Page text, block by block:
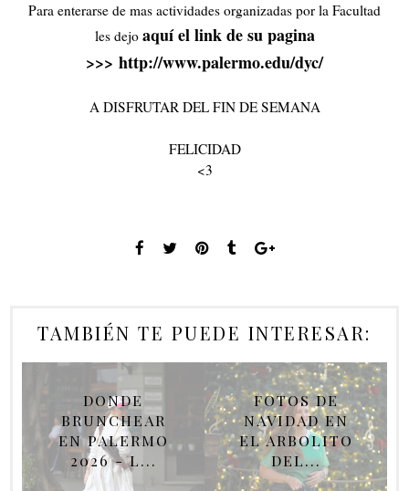
Para enterarse de mas actividades organizadas por la Facultad
les dejo aquí el link de su pagina
>>> http://www.palermo.edu/dyc/
A DISFRUTAR DEL FIN DE SEMANA
FELICIDAD
<3
TAMBIÉN TE PUEDE INTERESAR:
DONDE
BRUNCHEAR
EN PALERMO
2026 - L...
FOTOS DE
NAVIDAD EN
EL ARBOLITO
DEL...